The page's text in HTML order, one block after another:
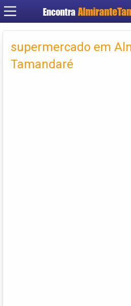
Encontra
Criar
supermercado em
Tamandaré